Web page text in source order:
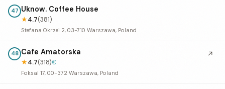
47 Uknow. Coffee House
★4.7(381)
Stefana Okrzei 2, 03-710 Warszawa, Poland
48 Cafe Amatorska
★4.7(318)€
Foksal 17, 00-372 Warszawa, Poland
↗